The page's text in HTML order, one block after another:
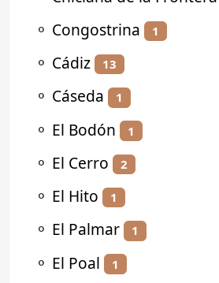
⚬ Congostrina 1
⚬ Cádiz 13
⚬ Cáseda 1
⚬ El Bodón 1
⚬ El Cerro 2
⚬ El Hito 1
⚬ El Palmar 1
⚬ El Poal 1